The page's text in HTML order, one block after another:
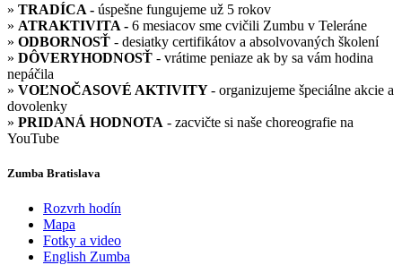
» TRADÍCA - úspešne fungujeme už 5 rokov
» ATRAKTIVITA - 6 mesiacov sme cvičili Zumbu v Teleráne
» ODBORNOSŤ - desiatky certifikátov a absolvovaných školení
» DÔVERYHODNOSŤ - vrátime peniaze ak by sa vám hodina
nepáčila
» VOĽNOČASOVÉ AKTIVITY- organizujeme špeciálne akcie a
dovolenky
» PRIDANÁ HODNOTA - zacvičte si naše choreografie na
YouTube
Zumba Bratislava
Rozvrh hodín
Mapa
Fotky a video
English Zumba